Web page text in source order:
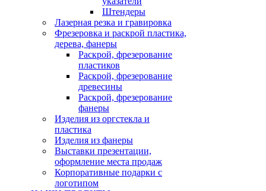
Штендеры
Лазерная резка и гравировка
Фрезеровка и раскрой пластика,
дерева, фанеры
Раскрой, фрезерование
пластиков
Раскрой, фрезерование
древесины
Раскрой, фрезерование
фанеры
Изделия из оргстекла и
пластика
Изделия из фанеры
Выставки презентации,
оформление места продаж
Корпоративные подарки с
логотипом